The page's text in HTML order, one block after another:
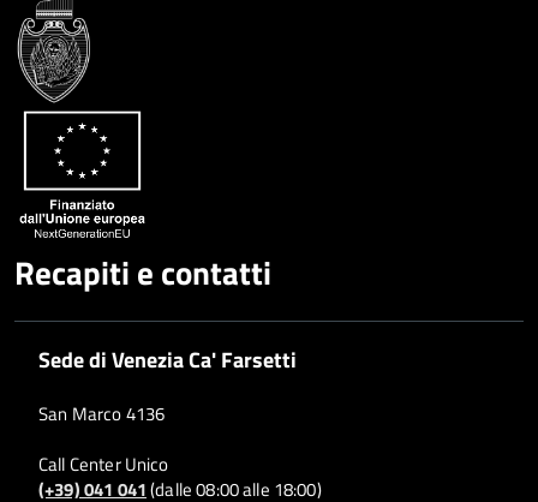
Recapiti e contatti
Sede di Venezia Ca' Farsetti
San Marco 4136
Call Center Unico
(+39) 041 041(dalle 08:00 alle 18:00)